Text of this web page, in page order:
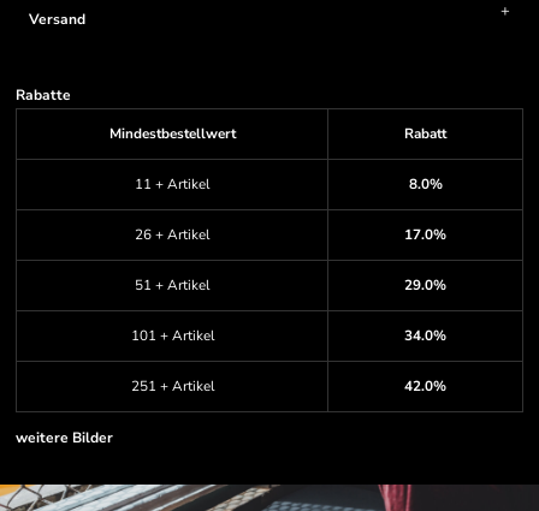
Versand
Rabatte
Mindestbestellwert
Rabatt
11 + Artikel 8.0%
26 + Artikel 17.0%
51 + Artikel 29.0%
101 + Artikel 34.0%
251 + Artikel 42.0%
weitere Bilder